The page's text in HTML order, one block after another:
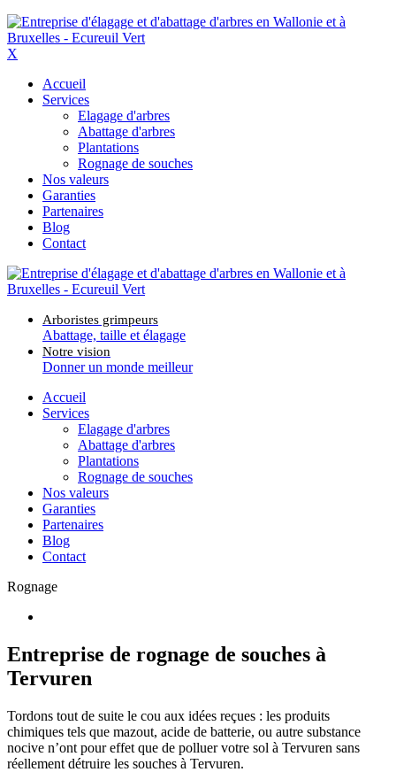
X
Accueil
Services
Elagage d'arbres
Abattage d'arbres
Plantations
Rognage de souches
Nos valeurs
Garanties
Partenaires
Blog
Contact
Arboristes grimpeurs
Abattage, taille et élagage
Notre vision
Donner un monde meilleur
Accueil
Services
Elagage d'arbres
Abattage d'arbres
Plantations
Rognage de souches
Nos valeurs
Garanties
Partenaires
Blog
Contact
Rognage
Entreprise de rognage de souches à
Tervuren
Tordons tout de suite le cou aux idées reçues : les produits
chimiques tels que mazout, acide de batterie, ou autre substance
nocive n’ont pour effet que de polluer votre sol à Tervuren sans
réellement détruire les souches à Tervuren.